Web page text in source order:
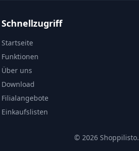
Schnellzugriff
Startseite
Funktionen
Über uns
Download
Filialangebote
Einkaufslisten
© 2026 Shoppilisto.